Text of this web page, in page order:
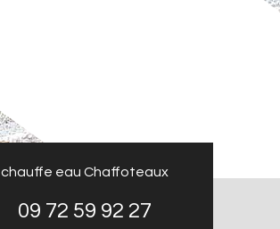
chauffe eau Chaffoteaux
09 72 59 92 27